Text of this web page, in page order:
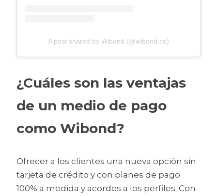
A post shared by Wibond (@wibond.co)
¿Cuáles son las ventajas
de un medio de pago
como Wibond?
Ofrecer a los clientes una nueva opción sin
tarjeta de crédito y con planes de pago
100% a medida y acordes a los perfiles. Con